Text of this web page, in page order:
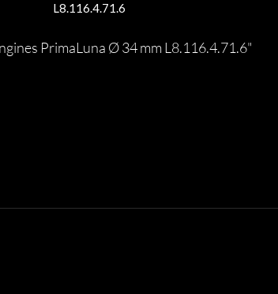
L8.116.4.71.6
PrimaLuna Ø 34 mm L8.116.4.71.6"